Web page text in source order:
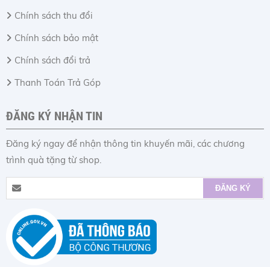
Chính sách thu đổi
Chính sách bảo mật
Chính sách đổi trả
Thanh Toán Trả Góp
ĐĂNG KÝ NHẬN TIN
Đăng ký ngay để nhận thông tin khuyến mãi, các chương
trình quà tặng từ shop.